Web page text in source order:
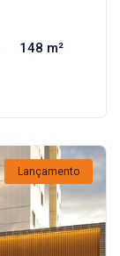
148 m²
Lançamento